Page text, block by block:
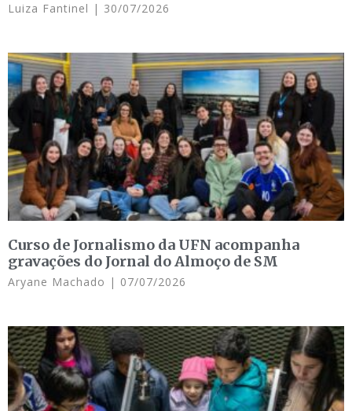
Luiza Fantinel 30/07/2026
Curso de Jornalismo da UFN acompanha
gravações do Jornal do Almoço de SM
Aryane Machado 07/07/2026